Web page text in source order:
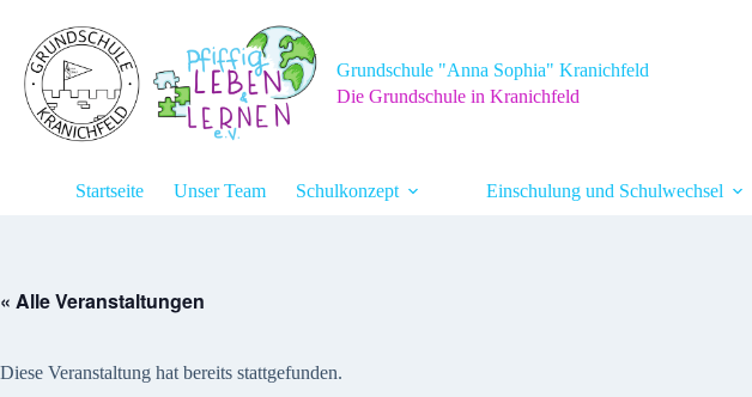
springen
Grundschule "Anna Sophia" Kranichfeld
Die Grundschule in Kranichfeld
Startseite Unser Team Schulkonzept Einschulung und Schulwechsel
« Alle Veranstaltungen
Diese Veranstaltung hat bereits stattgefunden.